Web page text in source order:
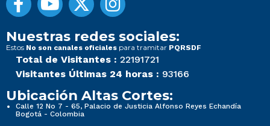
Nuestras redes sociales:
Estos No son canales oficiales para tramitar PQRSDF
Total de Visitantes : 22191721
Visitantes Últimas 24 horas : 93166
Ubicación Altas Cortes:
Calle 12 No 7 - 65, Palacio de Justicia Alfonso Reyes Echandía
Bogotá - Colombia